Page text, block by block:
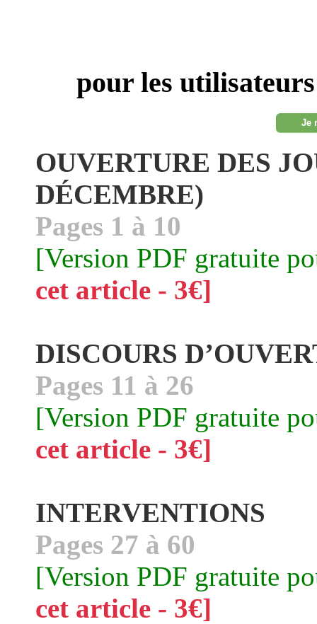
pour les
Je
OUVERTURE DES
DÉCEMBRE)
Pages 1 à 10
[Version PDF gratuite
cet article - 3€]
DISCOURS
Pages 11 à 26
[Version PDF gratuite
cet article - 3€]
INTERVENTIONS
Pages 27 à 60
[Version PDF gratuite
cet article - 3€]